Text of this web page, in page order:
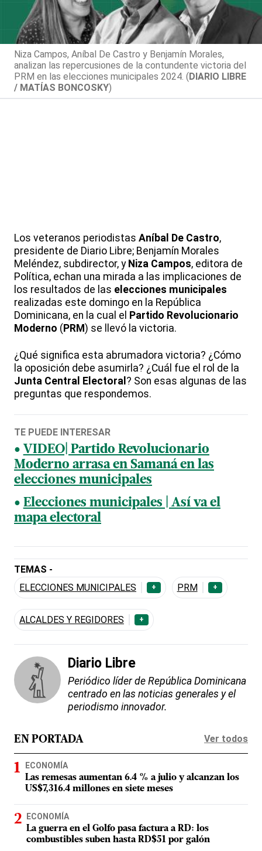
Niza Campos, Aníbal De Castro y Benjamín Morales,
analizan las repercusiones de la contundente victoria del
PRM en las elecciones municipales 2024. (DIARIO LIBRE
/ MATÍAS BONCOSKY)
Los veteranos periodistas Aníbal De Castro,
presidente de Diario Libre; Benjamín Morales
Meléndez, subdirector, y Niza Campos, editora de
Política, echan una mirada a las implicaciones de
los resultados de las elecciones municipales
realizadas este domingo en la República
Dominicana, en la cual el Partido Revolucionario
Moderno (PRM) se llevó la victoria.
¿Qué significa esta abrumadora victoria? ¿Cómo
la oposición debe asumirla? ¿Cuál fue el rol de la
Junta Central Electoral ? Son esas algunas de las
preguntas que respondemos.
TE PUEDE INTERESAR
VIDEO| Partido Revolucionario
Moderno arrasa en Samaná en las
elecciones municipales
Elecciones municipales | Así va el
mapa electoral
TEMAS -
ELECCIONES MUNICIPALES
+ PRM +
ALCALDES Y REGIDORES +
Diario Libre
Periódico líder de República Dominicana
centrado en las noticias generales y el
periodismo innovador.
EN PORTADA Ver todos
ECONOMÍA
Las remesas aumentan 6.4 % a julio y alcanzan los
US$7,316.4 millones en siete meses
ECONOMÍA
La guerra en el Golfo pasa factura a RD: los
combustibles suben hasta RD$51 por galón